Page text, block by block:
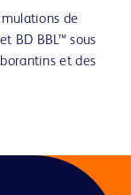
de
BD BBL™ sous
et des